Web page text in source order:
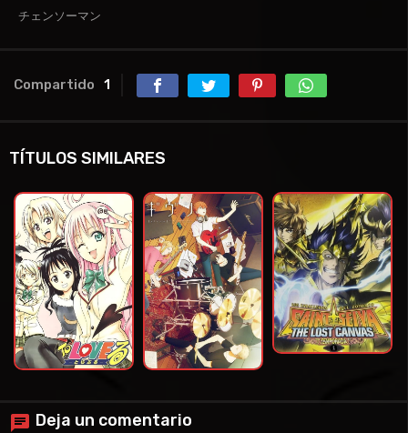
チェンソーマン
Compartido 1
TÍTULOS SIMILARES
Deja un comentario